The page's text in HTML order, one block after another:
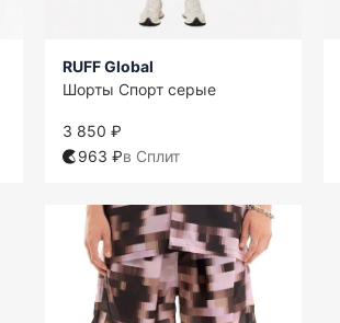
RUFF Global
Шорты Спорт серые
3 850 ₽
963 ₽в Сплит